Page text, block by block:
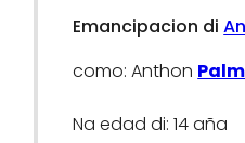
Emancipacion di
como: Anthon
Na edad di: 14 aña